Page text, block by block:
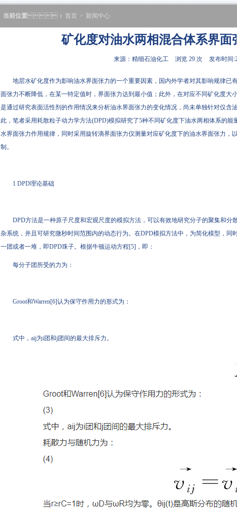
当前位置： 首页 > 新闻中心
矿化度对油水两相混合体系界面
来源：精细石油化工 浏览 29 次 发布时间
地层水矿化度作为影响油水界面张力的一个重要因素，国内外学者对其影响规律已有相
面张力不断降低，在某一特定值时，界面张力达到最小值；此外，在对应不同矿化度
是通过研究表面活性剂的作用情况来分析油水界面张力的变化情况，尚未单独针对仅含
此，笔者采用耗散粒子动力学方法(DPD)模拟研究了5种不同矿化度下油水两相体系的
水界面张力作用规律，同时采用旋转滴界面张力仪测量对应矿化度下的油水界面张力
制。
1 DPD理论基础
DPD方法是一种原子尺度和宏观尺度的模拟方法，可以有效地研究分子的聚集和分
杂系统，并且可研究微秒时间范围内的动态行为。在DPD模拟方法中，为简化模型，
一团或者一堆，即DPD珠子。根据牛顿运动方程[5]，即：
每分子团所受的力为：
Groot和Warren[6]认为保守作用力的形式为：
式中，aij为i团和j团间的最大排斥力。